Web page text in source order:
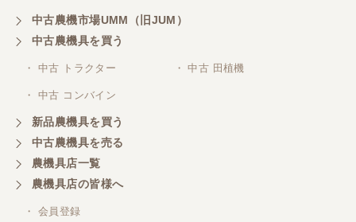
中古農機市場UMM（旧JUM）
中古農機具を買う
・ 中古 トラクター ・ 中古 田植機
・ 中古 コンバイン
新品農機具を買う
中古農機具を売る
農機具店一覧
農機具店の皆様へ
・ 会員登録